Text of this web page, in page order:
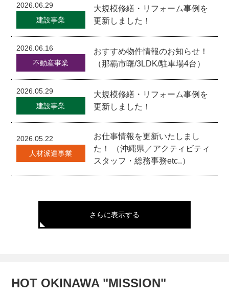
2026.06.29
建設事業
大規模修繕・リフォーム事例を
更新しました！
2026.06.16
不動産事業
おすすめ物件情報のお知らせ！
（那覇市曙/3LDK/駐車場4台）
2026.05.29
建設事業
大規模修繕・リフォーム事例を
更新しました！
2026.05.22
人材派遣事業
お仕事情報を更新いたしまし
た！ （沖縄県／アクティビティ
スタッフ・総務事務etc..）
さらに表示する
HOT OKINAWA "MISSION"